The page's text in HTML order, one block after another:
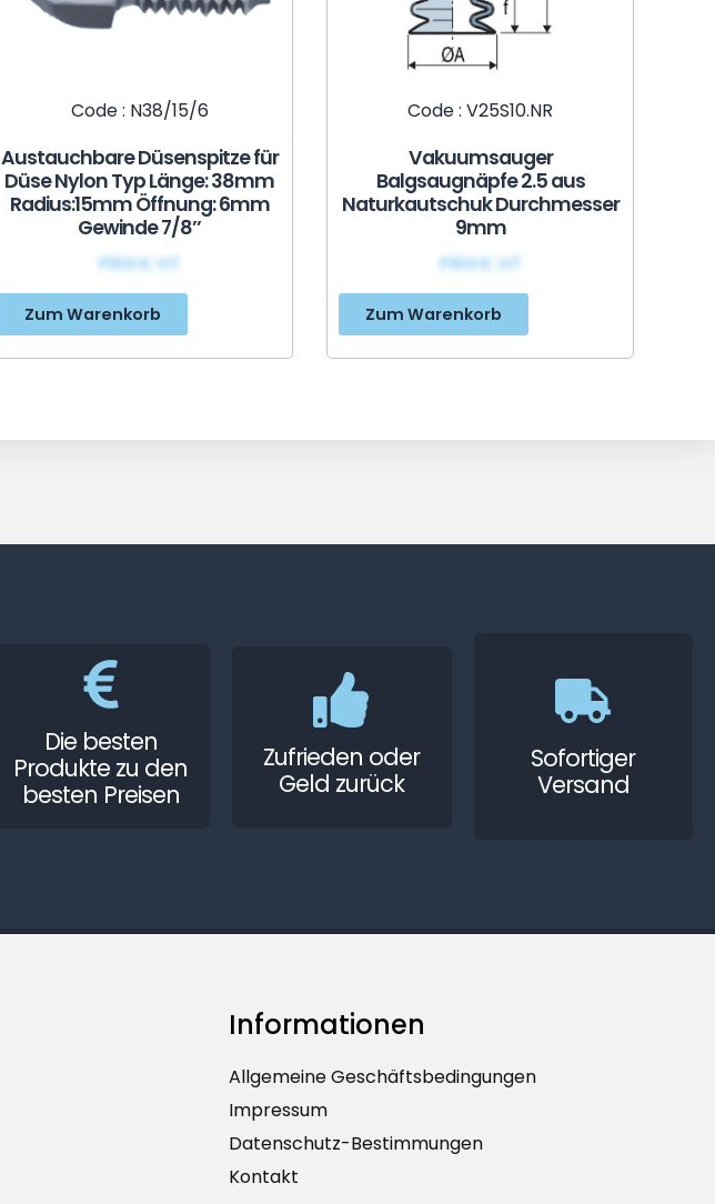
Code : N38/15/6
Austauchbare Düsenspitze für
Düse Nylon Typ Länge: 38mm
Radius:15mm Öffnung: 6mm
Gewinde 7/8’’
PRIX€ HT
Zum Warenkorb
Code : V25S10.NR
Vakuumsauger
Balgsaugnäpfe 2.5 aus
Naturkautschuk Durchmesser
9mm
PRIX€ HT
Zum Warenkorb
Die besten
Produkte zu den
besten Preisen
Zufrieden oder
Geld zurück
Sofortiger
Versand
Informationen
Allgemeine Geschäftsbedingungen
Impressum
Datenschutz-Bestimmungen
Kontakt